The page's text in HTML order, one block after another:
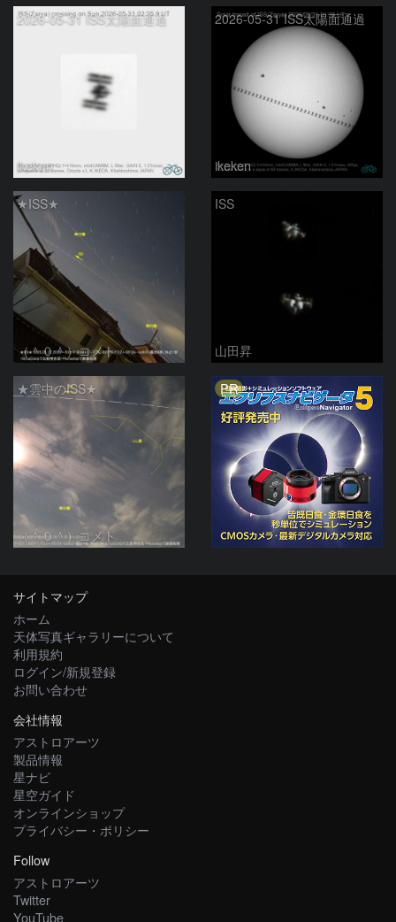
2026-05-31 ISS太陽面通過
ikeken
2026-05-31 ISS太陽面通過
ikeken
★ISS★
（＾０＾）コメト
ISS
山田昇
★雲中のISS★
（＾０＾）コメト
PR
サイトマップ
ホーム
天体写真ギャラリーについて
利用規約
ログイン/新規登録
お問い合わせ
会社情報
アストロアーツ
製品情報
星ナビ
星空ガイド
オンラインショップ
プライバシー・ポリシー
Follow
アストロアーツ
Twitter
YouTube